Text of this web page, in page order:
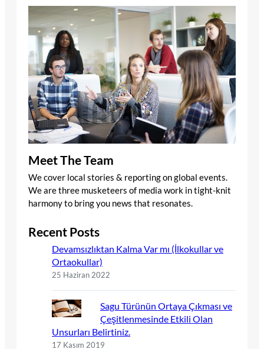
Meet The Team
We cover local stories & reporting on global events.
We are three musketeers of media work in tight-knit
harmony to bring you news that resonates.
Recent Posts
Devamsızlıktan Kalma Var mı (İlkokullar ve
Ortaokullar)
25 Haziran 2022
Sagu Türünün Ortaya Çıkması ve
Çeşitlenmesinde Etkili Olan
Unsurları Belirtiniz.
17 Kasım 2019